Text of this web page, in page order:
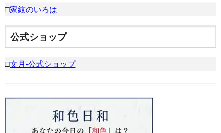
□家紋のいろは
公式ショップ
□文月-公式ショップ